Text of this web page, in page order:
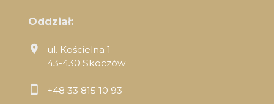
Oddział:
ul. Kościelna 1
43-430 Skoczów
+48 33 815 10 93